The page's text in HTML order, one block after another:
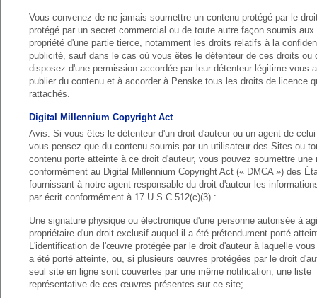
Vous convenez de ne jamais soumettre un contenu protégé par le
protégé par un secret commercial ou de toute autre façon soumis aux
propriété d'une partie tierce, notamment les droits relatifs à la
publicité, sauf dans le cas où vous êtes le détenteur de ces droits ou
disposez d'une permission accordée par leur détenteur légitime vous
publier du contenu et à accorder à Penske tous les droits de licence
rattachés.
Digital Millennium Copyright Act
Avis. Si vous êtes le détenteur d'un droit d'auteur ou un agent de
vous pensez que du contenu soumis par un utilisateur des Sites ou
contenu porte atteinte à ce droit d'auteur, vous pouvez soumettre une
conformément au Digital Millennium Copyright Act (« DMCA ») des
fournissant à notre agent responsable du droit d'auteur les
par écrit conformément à 17 U.S.C 512(c)(3) :
Une signature physique ou électronique d'une personne autorisée à
propriétaire d'un droit exclusif auquel il a été prétendument porté
L'identification de l'œuvre protégée par le droit d'auteur à laquelle
a été porté atteinte, ou, si plusieurs œuvres protégées par le droit
seul site en ligne sont couvertes par une même notification, une liste
représentative de ces œuvres présentes sur ce site;